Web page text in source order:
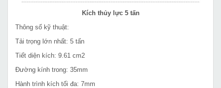
Kích thủy lực 5 tấn
Thông số kỹ thuật:
Tải trọng lớn nhất: 5 tấn
Tiết diện kích: 9.61 cm2
Đường kính trong: 35mm
Hành trình kích tối đa: 7mm